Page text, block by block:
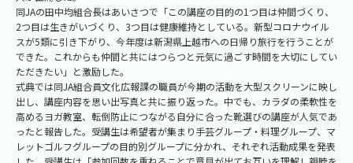
同JAの田中均組合長はあいさつで「この講座の目的の1つ目は仲間づくり、
2つ目は生きがいづくり、3つ目は健康維持としている。新型コロナウイル
スが5類に引き下がり、今年度は新潟県上越市への日帰り旅行を行うことが
できた。これからも仲間と共にはつらつと元気に過ごす時間を大切にしてい
ただきたい」と激励した。
式典では同JA組合員文化広報課の職員が今期の活動を大型スクリーンに映し
出し、講座内容を思い出写真と共に振り返った。中でも、カラダの柔軟性を
高めるヨガ教室、転倒防止につながる自分に合った靴選びの講座が人気であ
ったと報告した。受講生は希望者が集まり手芸グループ・料理グループ、マ
レットゴルフグループの目的別グループに分かれ、それぞれ活動成果を発表